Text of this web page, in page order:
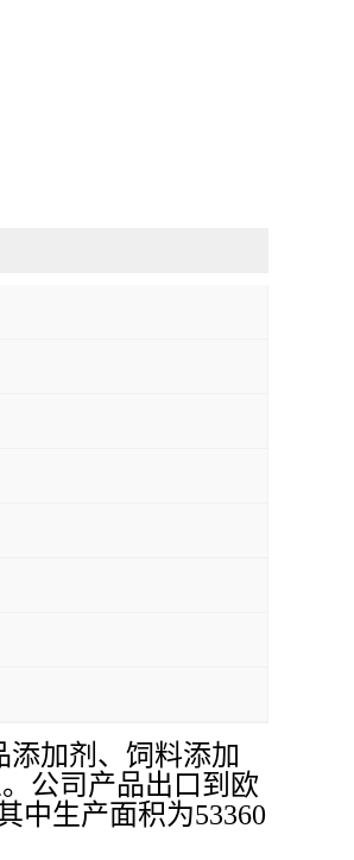
加剂、饲料添加
公司产品出口到欧
中生产面积为53360